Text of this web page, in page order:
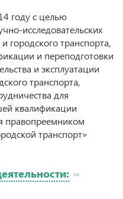
году с целью
исследовательских
городского транспорта,
и переподготовки
и эксплуатации
транспорта,
для
квалификации
правопреемником
транспорт»